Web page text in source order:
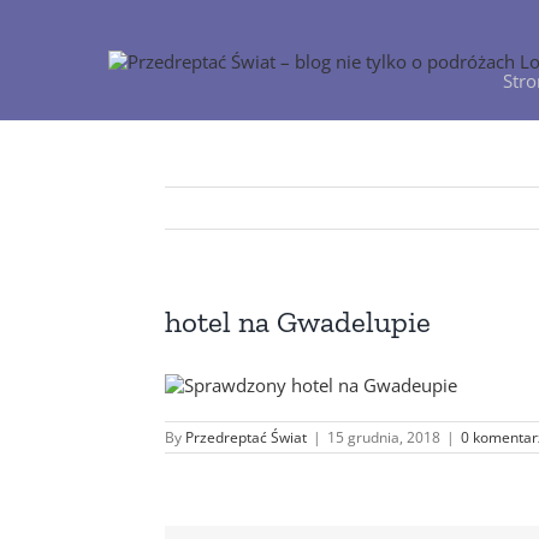
hotel na Gwadelupie
By Przedreptać Świat | 15 grudnia, 2018 | 0